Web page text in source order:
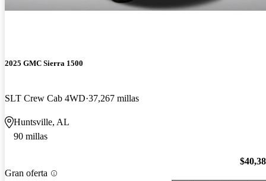
2025 GMC Sierra 1500
SLT Crew Cab 4WD 37,267 millas
Huntsville, AL
90 millas
Gran oferta